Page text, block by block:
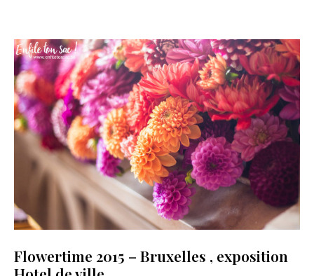
Flowertime 2015 – Bruxelles , exposition